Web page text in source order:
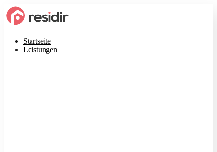
Startseite
Leistungen